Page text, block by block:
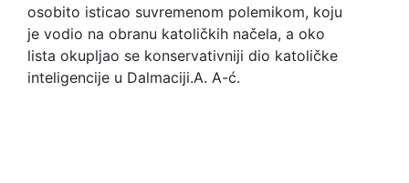
osobito isticao suvremenom polemikom, koju
je vodio na obranu katoličkih načela, a oko
lista okupljao se konservativniji dio katoličke
inteligencije u Dalmaciji.A. A-ć.